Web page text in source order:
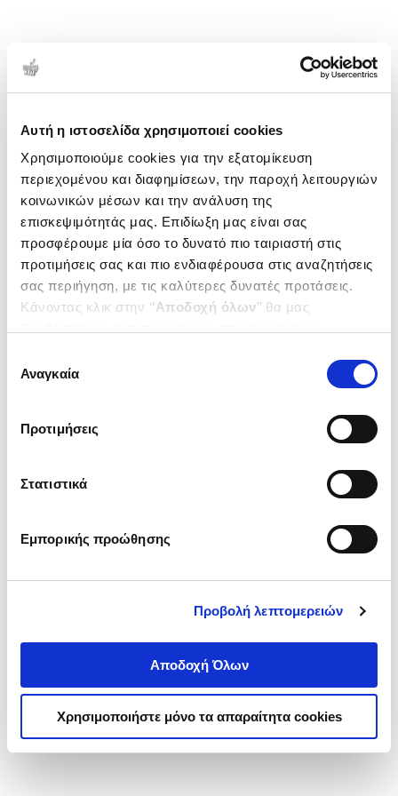
Αυτή η ιστοσελίδα χρησιμοποιεί cookies
Χρησιμοποιούμε cookies για την εξατομίκευση
περιεχομένου και διαφημίσεων, την παροχή λειτουργιών
κοινωνικών μέσων και την ανάλυση της
επισκεψιμότητάς μας. Επιδίωξη μας είναι σας
προσφέρουμε μία όσο το δυνατό πιο ταιριαστή στις
προτιμήσεις σας και πιο ενδιαφέρουσα στις αναζητήσεις
σας περιήγηση, με τις καλύτερες δυνατές προτάσεις.
Κάνοντας κλικ στην ‘’Αποδοχή όλων’’ θα μας
ενδιαφέρουν και να επιλέξετε από τα παρακάτω με την
΄΄και να ενημερωθείτε σχετικά με
συγκατάθεσης
Αναγκαία
Προτιμήσεις
Στατιστικά
Εμπορικής προώθησης
Προβολή λεπτομερειών
Αποδοχή Όλων
Χρησιμοποιήστε μόνο τα απαραίτητα cookies